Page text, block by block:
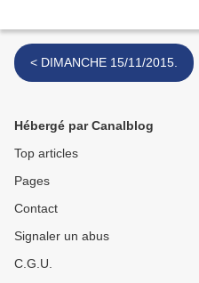
< DIMANCHE 15/11/2015.
Hébergé par Canalblog
Top articles
Pages
Contact
Signaler un abus
C.G.U.